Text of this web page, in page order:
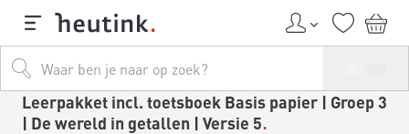
Leerpakket incl. toetsboek Basis papier | Groep 3
| De wereld in getallen | Versie 5